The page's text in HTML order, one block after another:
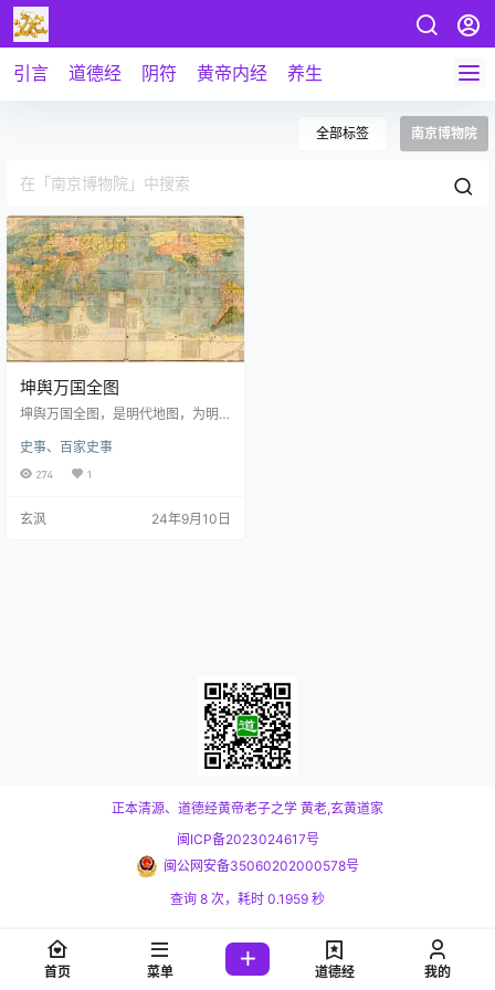
引言 道德经 阴符 黄帝内经 养生
全部标签 南京博物院
坤舆万国全图
坤舆万国全图，是明代地图，为明
中的彩色摹绘本。《坤舆万国全
图》通幅纵 168.7厘米，横380.2厘
曲线绘写，海洋则以深绿色绘出水
史事、百家史事
274 1
玄沨 24年9月10日
正本清源、道德经黄帝老子之学 黄老,玄黄道家
闽ICP备2023024617号
闽公网安备35060202000578号
查询 8 次，耗时 0.1959 秒
首页 菜单 道德经 我的